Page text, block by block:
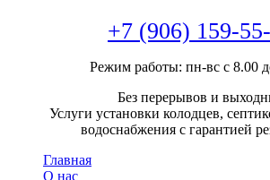
+7 (906) 159-
Режим работы: пн-вс с 8.00
Без перерывов и
Услуги установки колодцев,
водоснабжения с гарантией
Главная
О нас